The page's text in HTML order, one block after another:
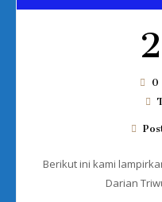
0
Berikut ini kami
Darian